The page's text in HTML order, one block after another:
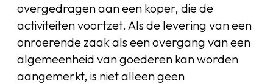
overgedragen aan een koper, die de
activiteiten voortzet. Als de levering van een
onroerende zaak als een overgang van een
algemeenheid van goederen kan worden
aangemerkt, is niet alleen geen